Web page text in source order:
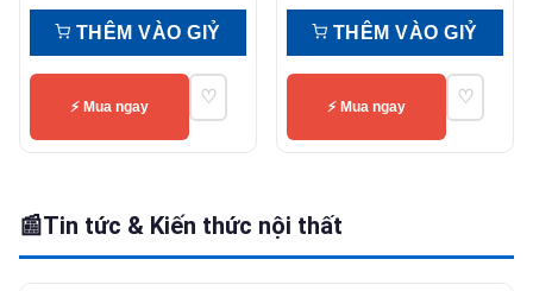
gốc
là:
27.300.000 ₫.
hiện
là:
THÊM VÀO GIỶ
⚡ Mua ngay ♡
THÊM VÀO GIỶ
⚡ Mua ngay ♡
📰Tin tức & Kiến thức nội thất